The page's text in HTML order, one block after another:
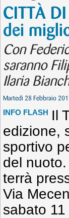
CITTÀ
dei
Con
saranno
Ilaria
Martedì 28 Febbraio
INFO FLASH Il
edizione,
sportivo
del
terrà
Via
sabato